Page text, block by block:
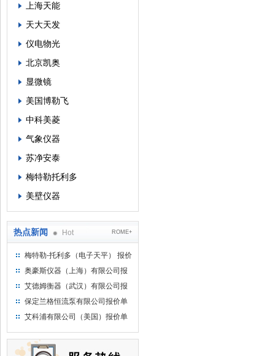
上海天能
天大天发
仪电物光
北京凯奥
显微镜
美国博勒飞
中科美菱
气象仪器
苏净安泰
梅特勒托利多
美壁仪器
热点新闻 Hot ROME+
梅特勒-托利多（电子天平） 报价
单
奥豪斯仪器（上海）有限公司报
价单
艾德姆衡器（武汉）有限公司报
价单
保定兰格恒流泵有限公司报价单
艾科浦有限公司（美国）报价单